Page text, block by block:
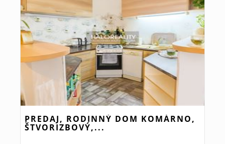
PREDAJ, RODINNÝ DOM KOMÁRNO,
ŠTVORIZBOVÝ,...